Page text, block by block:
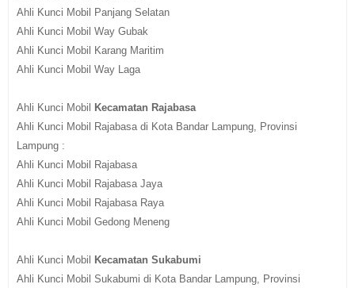
Ahli Kunci Mobil Panjang Selatan
Ahli Kunci Mobil Way Gubak
Ahli Kunci Mobil Karang Maritim
Ahli Kunci Mobil Way Laga
Ahli Kunci Mobil
Kecamatan Rajabasa
Ahli Kunci Mobil Rajabasa di Kota Bandar Lampung, Provinsi
Lampung :
Ahli Kunci Mobil Rajabasa
Ahli Kunci Mobil Rajabasa Jaya
Ahli Kunci Mobil Rajabasa Raya
Ahli Kunci Mobil Gedong Meneng
Ahli Kunci Mobil
Kecamatan Sukabumi
Ahli Kunci Mobil Sukabumi di Kota Bandar Lampung, Provinsi